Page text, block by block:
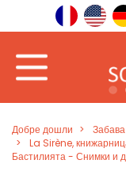
Добре дошли Забава
La Sirène,
Бастилията - Снимки и